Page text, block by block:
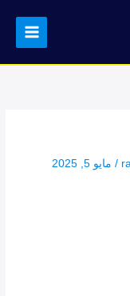
/ مايو 5, 2025